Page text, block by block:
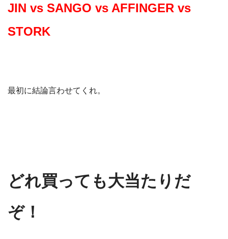
JIN vs SANGO vs AFFINGER vs
STORK
最初に結論言わせてくれ。
どれ買っても大当たりだ
ぞ！